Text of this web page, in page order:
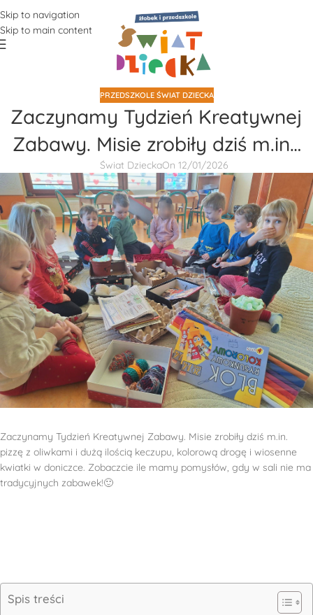
Skip to navigation
Skip to main content
PRZEDSZKOLE ŚWIAT DZIECKA
Zaczynamy Tydzień Kreatywnej
Zabawy. Misie zrobiły dziś m.in…
Świat DzieckaOn 12/01/2026
Zaczynamy Tydzień Kreatywnej Zabawy. Misie zrobiły dziś m.in.
pizzę z oliwkami i dużą ilością keczupu, kolorową drogę i wiosenne
kwiatki w doniczce. Zobaczcie ile mamy pomysłów, gdy w sali nie ma
tradycyjnych zabawek!🙂
Spis treści